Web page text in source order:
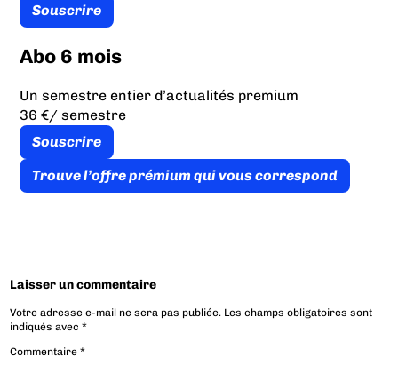
Souscrire
Abo 6 mois
Un semestre entier d’actualités premium
36 €/ semestre
Souscrire
Trouve l’offre prémium qui vous correspond
Laisser un commentaire
Votre adresse e-mail ne sera pas publiée. Les champs obligatoires sont
indiqués avec*
Commentaire*